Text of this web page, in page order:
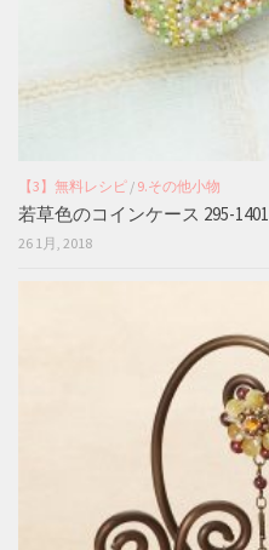
【3】無料レシピ / 9.その他小物
若草色のコインケース 295-1401
26 1月, 2018